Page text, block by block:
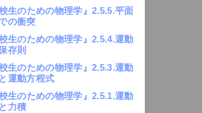
校生のための物理学』2.5.5.平面
での衝突
校生のための物理学』2.5.4.運動
存則
校生のための物理学』2.5.3.運動
運動方程式
校生のための物理学』2.5.1.運動
力積